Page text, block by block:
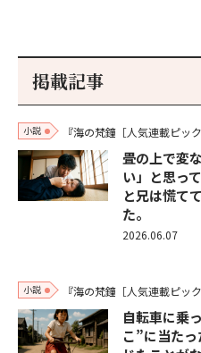
掲載記事
小説 『海の梵鐘［人気連載ピッ
畳の上で変
い」と思っ
と兄は慌て
た。
2026.06.07
小説 『海の梵鐘［人気連載ピッ
自転車に乗
こ”に当た